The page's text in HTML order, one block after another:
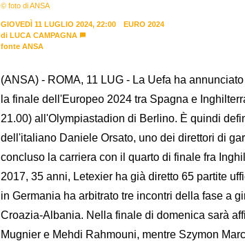
© foto di ANSA
GIOVEDÌ 11 LUGLIO 2024, 22:00
EURO 2024
di LUCA CAMPAGNA
fonte ANSA
(ANSA) - ROMA, 11 LUG - La Uefa ha
la finale dell'Europeo 2024 tra Spagna e
21.00) all'Olympiastadion di Berlino. È quindi
dell'italiano Daniele Orsato, uno dei direttori di
concluso la carriera con il quarto di finale fra
2017, 35 anni, Letexier ha già diretto 65 partite
in Germania ha arbitrato tre incontri della fase a
Croazia-Albania. Nella finale di domenica sarà
Mugnier e Mehdi Rahmouni, mentre Szymon